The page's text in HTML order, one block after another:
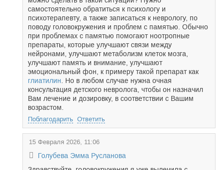
самостоятельно обратиться к психологу и
психотерапевту, а также записаться к неврологу, по
поводу головокружения и проблем с памятью. Обычно
при проблемах с памятью помогают ноотропные
препараты, которые улучшают связи между
нейронами, улучшают метаболизм клеток мозга,
улучшают память и внимание, улучшают
эмоциональный фон, к примеру такой препарат как
глиатилин . Но в любом случае нужна очная
консультация детского невролога, чтобы он назначил
Вам лечение и дозировку, в соответствии с Вашим
возрастом.
Поблагодарить Ответить
15 Февраля 2026, 11:06
Голубева Эмма Русланова